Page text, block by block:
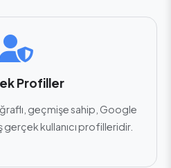
Profiller
geçmişe sahip, Google
gerçek kullanıcı profilleridir.